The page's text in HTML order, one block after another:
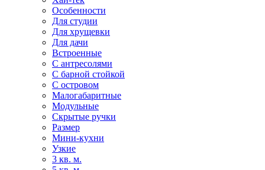
Особенности
Для студии
Для хрущевки
Для дачи
Встроенные
С антресолями
С барной стойкой
С островом
Малогабаритные
Модульные
Скрытые ручки
Размер
Мини-кухни
Узкие
3 кв. м.